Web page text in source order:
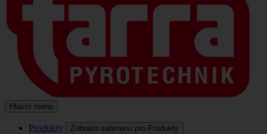
Hlavní menu
Produkty Zobrazit submenu pro Produkty